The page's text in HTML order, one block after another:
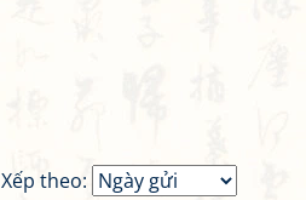
Xếp theo: